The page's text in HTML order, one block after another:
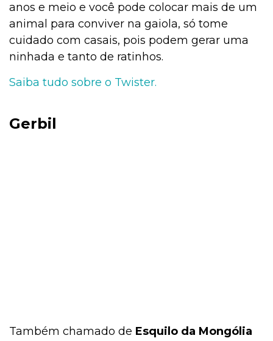
anos e meio e você pode colocar mais de um
animal para conviver na gaiola, só tome
cuidado com casais, pois podem gerar uma
ninhada e tanto de ratinhos.
Saiba tudo sobre o Twister.
Gerbil
Também chamado de Esquilo da Mongólia